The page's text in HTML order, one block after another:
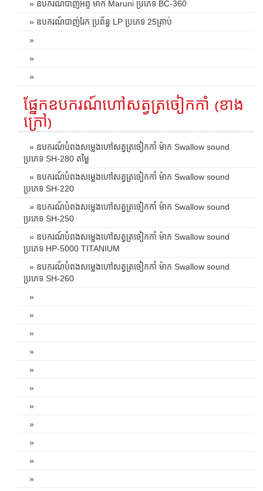
» ឧបករណ៍បាញ់អ័ព្ទ ម៉ាក Maruni ប្រភេទ BC-360
» ឧបករណ៍បាញ់រែក ប្រព័ន្ធ LP ប្រភេទ 25គ្រាប់
»
»
»
ផ្នែកឧបករណ៍ហៅសត្វត្រចៀកកាំ (ខាង
ក្រៅ)
» ឧបករណ៍បំពងសម្លេងហៅសត្វត្រចៀកកាំ ម៉ាក Swallow sound
ប្រភេទ SH-280 តម្លៃ
» ឧបករណ៍បំពងសម្លេងហៅសត្វត្រចៀកកាំ ម៉ាក Swallow sound
ប្រភេទ SH-220
» ឧបករណ៍បំពងសម្លេងហៅសត្វត្រចៀកកាំ ម៉ាក Swallow sound
ប្រភេទ SH-250
» ឧបករណ៍បំពងសម្លេងហៅសត្វត្រចៀកកាំ ម៉ាក Swallow sound
ប្រភេទ HP-5000 TITANIUM
» ឧបករណ៍បំពងសម្លេងហៅសត្វត្រចៀកកាំ ម៉ាក Swallow sound
ប្រភេទ SH-260
»
»
»
»
»
»
»
»
»
»
»